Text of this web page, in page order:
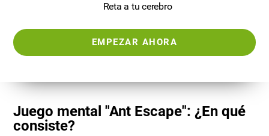
Reta a tu cerebro
EMPEZAR AHORA
Juego mental "Ant Escape": ¿En qué
consiste?